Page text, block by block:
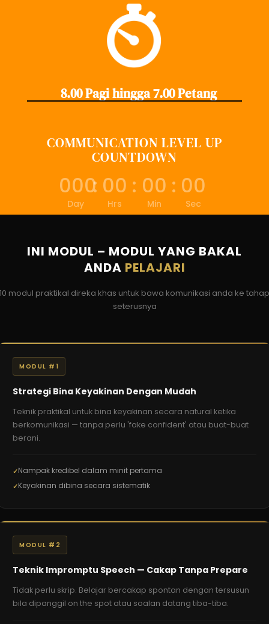
8.00 Pagi hingga 7.00 Petang
COMMUNICATION LEVEL UP
COUNTDOWN
000
Day
: 00
Hrs
: 00
Min
: 00
Sec
INI MODUL – MODUL YANG BAKAL
ANDA PELAJARI
10 modul praktikal direka khas untuk bawa komunikasi anda ke tahap
seterusnya
MODUL #1
Strategi Bina Keyakinan Dengan Mudah
Teknik praktikal untuk bina keyakinan secara natural ketika
berkomunikasi — tanpa perlu 'fake confident' atau buat-buat
berani.
Nampak kredibel dalam minit pertama
Keyakinan dibina secara sistematik
MODUL #2
Teknik Impromptu Speech — Cakap Tanpa Prepare
Tidak perlu skrip. Belajar bercakap spontan dengan tersusun
bila dipanggil on the spot atau soalan datang tiba-tiba.